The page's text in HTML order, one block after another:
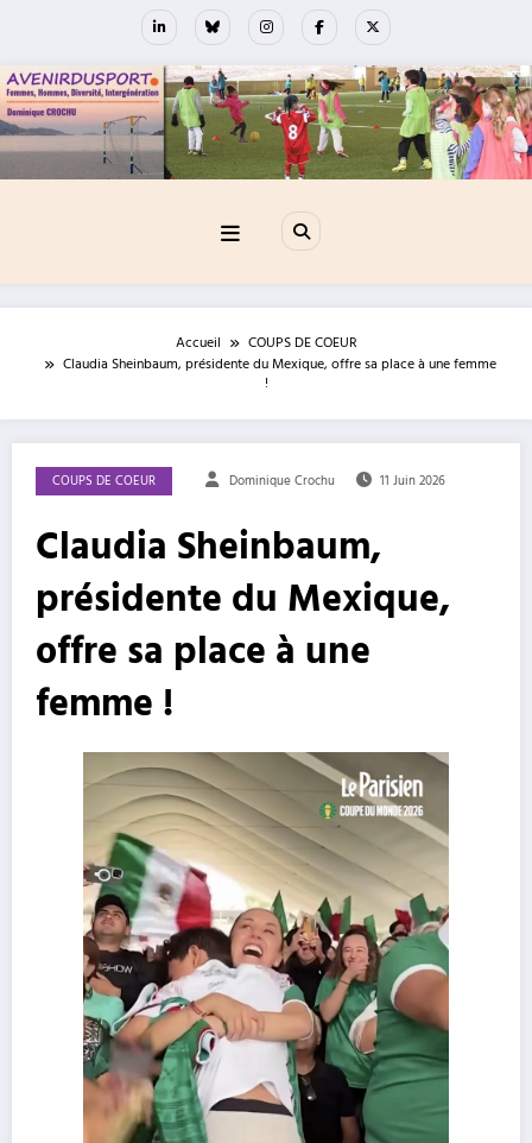
Accueil
COUPS DE COEUR
Claudia Sheinbaum, présidente du Mexique, offre sa place à une femme
!
COUPS DE COEUR Dominique Crochu 11 Juin 2026
Claudia Sheinbaum,
présidente du Mexique,
offre sa place à une
femme !